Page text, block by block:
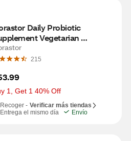
Daily Probiotic
Vegetarian
50 CT
215
1, Get 1 40% Off
Recoger - Verificar más tiendas
Entrega el mismo día
Envío